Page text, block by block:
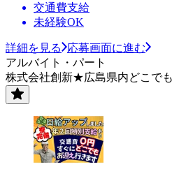
交通費支給
未経験OK
詳細を見る
応募画面に進む
アルバイト・パート
株式会社創新★広島県内どこで